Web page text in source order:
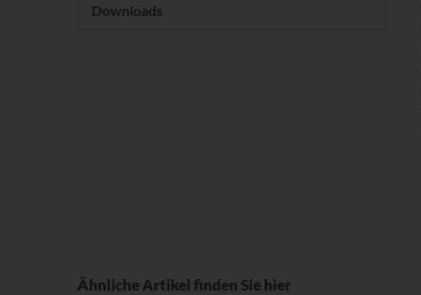
Downloads
Ähnliche Artikel finden Sie hier